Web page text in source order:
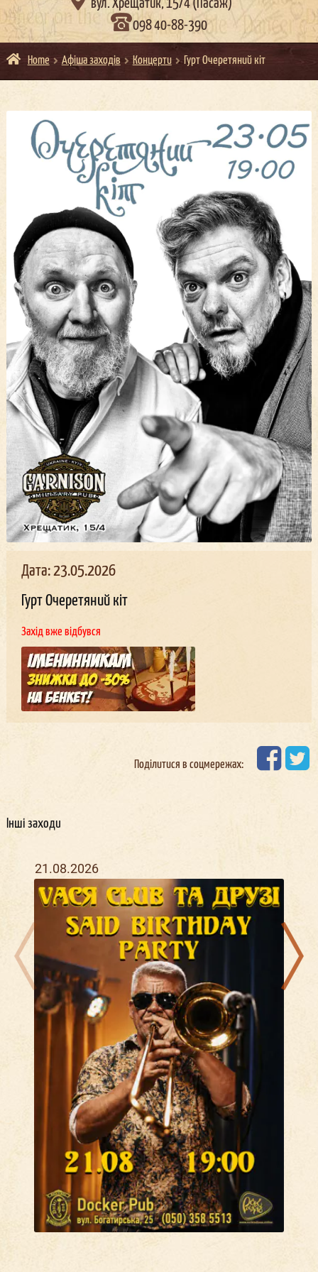
вул. Хрещатик, 15/4 (Пасаж)
098 40-88-390
Home Афіша заходів Концерти Гурт Очеретяний кіт
Дата: 23.05.2026
Гурт Очеретяний кіт
Захід вже відбувся
Поділитися в соцмережах:
Інші заходи
21.08.2026